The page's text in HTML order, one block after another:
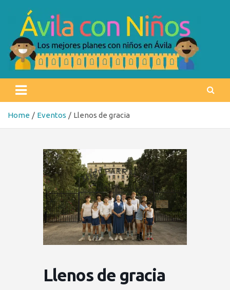
content
Ávila con niños
Home Eventos Llenos de gracia
Llenos de gracia